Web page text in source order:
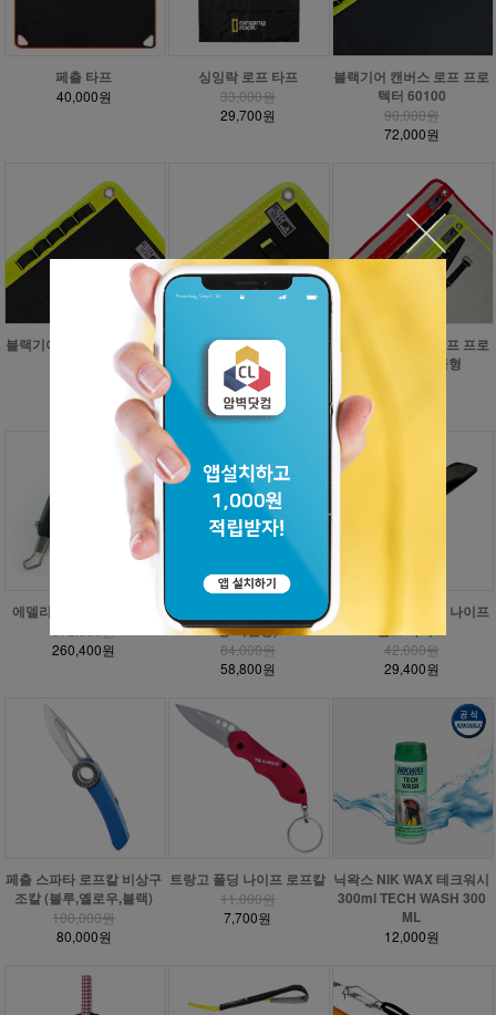
페츨 타프
40,000원
싱잉락 로프 타프
33,000원
29,700원
블랙기어 캔버스 로프 프로
텍터 60100
90,000원
72,000원
블랙기어 캔버스 로프 프로
블랙기어 캔버스 로프 프로
텍터 3060
50,000원
40,000원
블랙기어 캔버스 로프 프로
텍터 패드 버클형
에델리드 로프 커팅 머신
372,000원
260,400원
에델리드 나이프 (로프 커
팅 머신용)
84,000원
58,800원
에델리드 로프 투스 나이프
핸드 나이프
42,000원
29,400원
페츨 스파타 로프칼 비상구
조칼 (블루,옐로우,블랙)
100,000원
80,000원
트랑고 폴딩 나이프 로프칼
11,000원
7,700원
닉왁스 NIK WAX 테크워시
300ml TECH WASH 300
ML
12,000원